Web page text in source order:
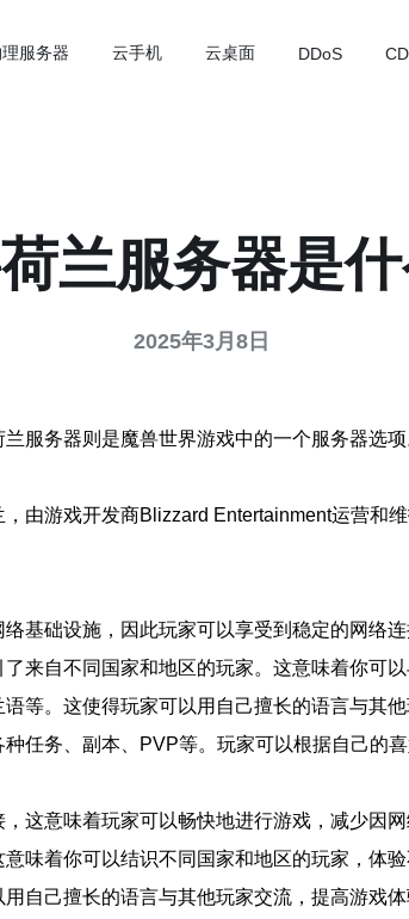
服务器 云手机 云桌面 DDoS
兰服务器是什
2025年3月8日
服务器则是魔兽世界游戏中的一个服务器选
由游戏开发商Blizzard Entertainment运营和
基础设施，因此玩家可以享受到稳定的网络连
来自不同国家和地区的玩家。这意味着你可
等。这使得玩家可以用自己擅长的语言与其他
任务、副本、PVP等。玩家可以根据自己的
这意味着玩家可以畅快地进行游戏，减少因网
味着你可以结识不同国家和地区的玩家，体验
自己擅长的语言与其他玩家交流，提高游戏体